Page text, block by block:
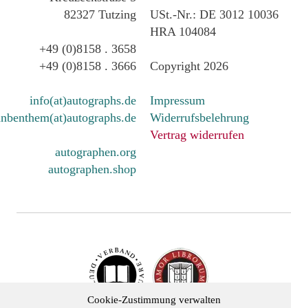
Cookie-Zustimmung verwalten
82327 Tutzing
+49 (0)8158 . 3658
+49 (0)8158 . 3666
info(at)autographs.de
autographen.org
autographen.shop
USt.-Nr.: DE 3012 10036
HRA 104084
Copyright 2026
Impressum
Widerrufsbelehrung
Vertrag widerrufen